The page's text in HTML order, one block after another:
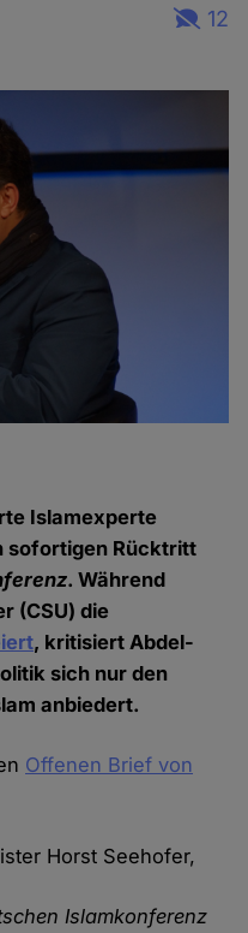
12
Islamexperte
sofortigen Rücktritt
. Während
(CSU) die
, kritisiert Abdel-
sich nur den
anbiedert.
Offenen Brief von
Horst Seehofer,
Islamkonferenz